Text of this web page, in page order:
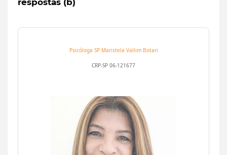
Psicóloga SP Maristela Vallim Botari
CRP-SP 06-121677